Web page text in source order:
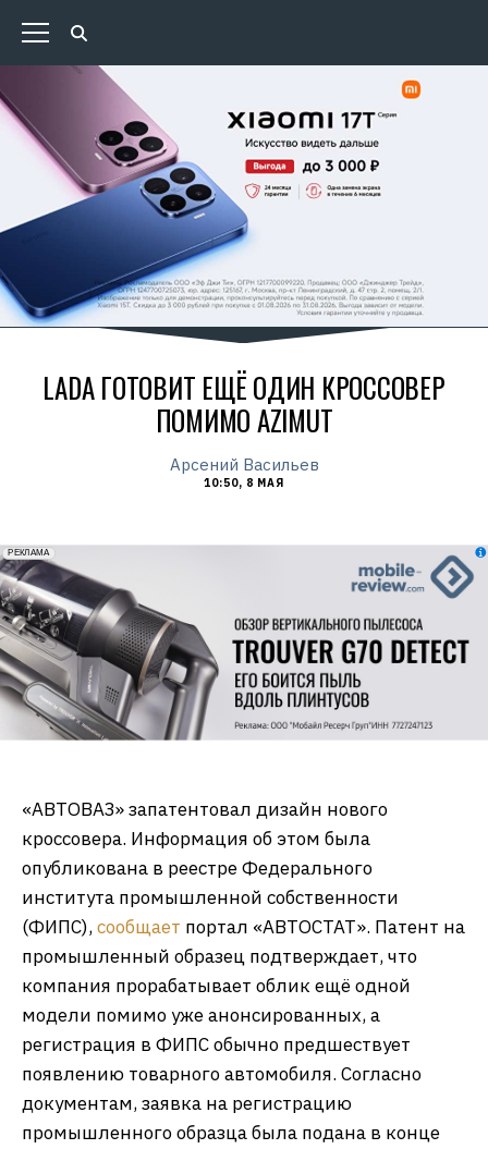
LADA ГОТОВИТ ЕЩЁ ОДИН КРОССОВЕР
ПОМИМО AZIMUT
Арсений Васильев
10:50, 8 МАЯ
erid: 2VfnxxmNzs5
РЕКЛАМА
«АВТОВАЗ» запатентовал дизайн нового
кроссовера. Информация об этом была
опубликована в реестре Федерального
института промышленной собственности
(ФИПС),сообщает портал «АВТОСТАТ». Патент на
промышленный образец подтверждает, что
компания прорабатывает облик ещё одной
модели помимо уже анонсированных, а
регистрация в ФИПС обычно предшествует
появлению товарного автомобиля. Согласно
документам, заявка на регистрацию
промышленного образца была подана в конце